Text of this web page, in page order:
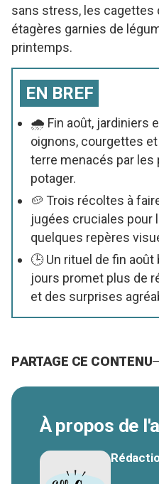
sans stress, les cagettes
étagères garnies de
printemps.
EN BREF
🌧️ Fin août, jardiniers
oignons, courgettes
terre menacés par les
potager.
🥔 Trois récoltes à
jugées cruciales pour
quelques repères
🕒 Un rituel de fin
jours promet plus de
et des surprises
PARTAGE CE CONTENU
À propos de